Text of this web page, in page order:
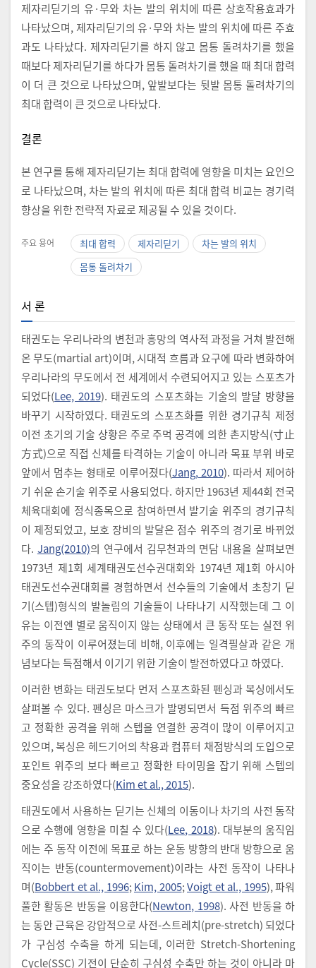
제자리딛기의 유·무와 차는 발의 위치에 따른 상호작용효과가
나타났으며, 제자리딛기의 유·무와 차는 발의 위치에 따른 주효
과도 나타났다. 제자리딛기를 하지 않고 몸통 돌려차기를 했을
때보다 제자리딛기를 하다가 몸통 돌려차기를 했을 때 최대 합력
이 더 큰 것으로 나타났으며, 앞발보다는 뒷발 몸통 돌려차기의
최대 합력이 큰 것으로 나타났다.
결론
본 연구를 통해 제자리딛기는 최대 합력에 영향을 미치는 요인으
로 나타났으며, 차는 발의 위치에 따른 최대 합력 비교는 경기력
향상을 위한 전략적 자료로 제공될 수 있을 것이다.
주요 용어 최대 합력 제자리딛기
차는 발의 위치
몸통 돌려차기
서 론
태권도는 우리나라의 변천과 흥망의 역사적 과정을 거쳐 발전해
온 무도(martial art)이며, 시대적 흐름과 요구에 따라 변화하여
우리나라의 무도에서 전 세계에서 수련되어지고 있는 스포츠가
되었다(Lee, 2019). 태권도의 스포츠화는 기술의 발달 방향을
바꾸기 시작하였다. 태권도의 스포츠화를 위한 경기규칙 제정
이전 초기의 기술 상황은 주로 주먹 공격에 의한 촌지방식(寸止
方式)으로 직접 신체를 타격하는 기술이 아니라 목표 부위 바로
앞에서 멈추는 형태로 이루어졌다(Jang, 2010). 따라서 제어하
기 쉬운 손기술 위주로 사용되었다. 하지만 1963년 제44회 전국
체육대회에 정식종목으로 참여하면서 발기술 위주의 경기규칙
이 제정되었고, 보호 장비의 발달은 점수 위주의 경기로 바뀌었
다. Jang(2010)의 연구에서 김무천과의 면담 내용을 살펴보면
1973년 제1회 세계태권도선수권대회와 1974년 제1회 아시아
태권도선수권대회를 경험하면서 선수들의 기술에서 초창기 딛
기(스텝)형식의 발놀림의 기술들이 나타나기 시작했는데 그 이
유는 이전엔 별로 움직이지 않는 상태에서 큰 동작 또는 실전 위
주의 동작이 이루어졌는데 비해, 이후에는 일격필살과 같은 개
념보다는 득점해서 이기기 위한 기술이 발전하였다고 하였다.
이러한 변화는 태권도보다 먼저 스포츠화된 펜싱과 복싱에서도
살펴볼 수 있다. 펜싱은 마스크가 발명되면서 득점 위주의 빠르
고 정확한 공격을 위해 스텝을 연결한 공격이 많이 이루어지고
있으며, 복싱은 헤드기어의 착용과 컴퓨터 채점방식의 도입으로
포인트 위주의 보다 빠르고 정확한 타이밍을 잡기 위해 스텝의
중요성을 강조하였다(Kim et al., 2015).
태권도에서 사용하는 딛기는 신체의 이동이나 차기의 사전 동작
으로 수행에 영향을 미칠 수 있다(Lee, 2018). 대부분의 움직임
에는 주 동작 이전에 목표로 하는 운동 방향의 반대 방향으로 움
직이는 반동(countermovement)이라는 사전 동작이 나타나
며(Bobbert et al., 1996; Kim, 2005;Voigt et al., 1995), 파워
풀한 활동은 반동을 이용한다(Newton, 1998). 사전 반동을 하
는 동안 근육은 강압적으로 사전-스트레치(pre-stretch) 되었다
가 구심성 수축을 하게 되는데, 이러한 Stretch-Shortening
Cycle(SSC) 기전이 단순히 구심성 수축만 하는 것이 아니라 마